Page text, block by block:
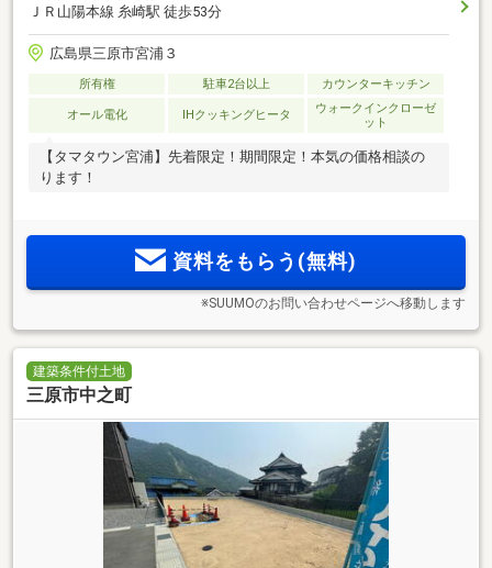
ＪＲ山陽本線 糸崎駅 徒歩53分
広島県三原市宮浦３
所有権 駐車2台以上 カウンターキッチン
オール電化 IHクッキングヒータ
ウォークインクローゼ
ット
【タマタウン宮浦】先着限定！期間限定！本気の価格相談の
ります！
資料をもらう(無料)
※SUUMOのお問い合わせページへ移動します
建築条件付土地
三原市中之町